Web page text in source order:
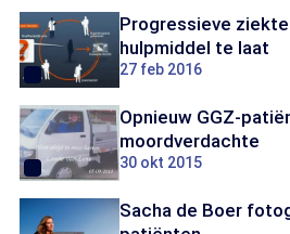
Progressieve
hulpmiddel te laat
27 feb 2016
Opnieuw GGZ-
moordverdachte
30 okt 2015
Sacha de Boer